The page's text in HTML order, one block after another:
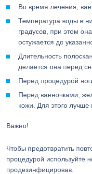
Во время лечения,
Температура воды в
градусов, при этом
остужается до
Длительность
делается она перед
Перед процедурой
Перед ванночками,
кожи. Для этого лучше
Важно!
Чтобы предотвратить
процедурой используйте
продезинфицировав.